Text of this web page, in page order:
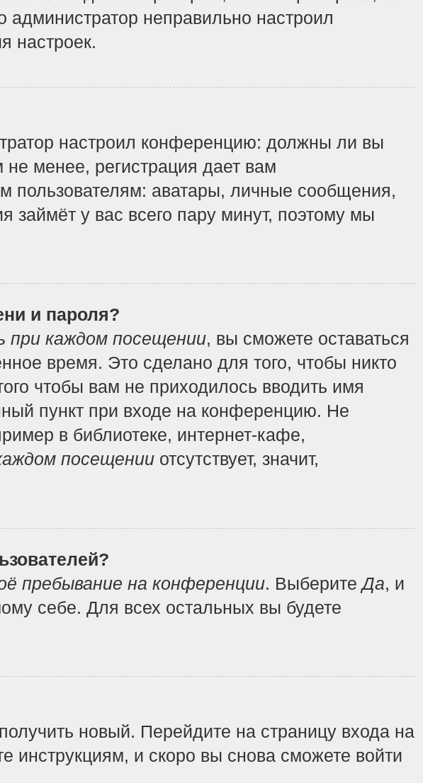
неправильно настроил
настроек.
настроил конференцию: должны ли вы
менее, регистрация дает вам
пользователям: аватары, личные сообщения,
займёт у вас всего пару минут, поэтому мы
и пароля?
каждом посещении, вы сможете оставаться
время. Это сделано для того, чтобы никто
чтобы вам не приходилось вводить имя
пункт при входе на конференцию. Не
в библиотеке, интернет-кафе,
посещении отсутствует, значит,
пребывание на конференции. ВыберитеДа, и
себе. Для всех остальных вы будете
новый. Перейдите на страницу входа на
инструкциям, и скоро вы снова сможете войти